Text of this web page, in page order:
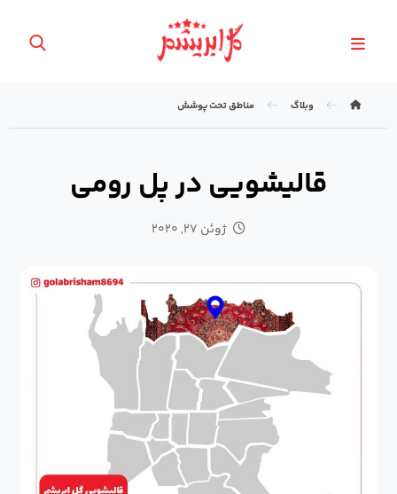
وبلاگ مناطق تحت پوشش
قالیشویی در پل رومی
ژوئن ۲۷, ۲۰۲۰